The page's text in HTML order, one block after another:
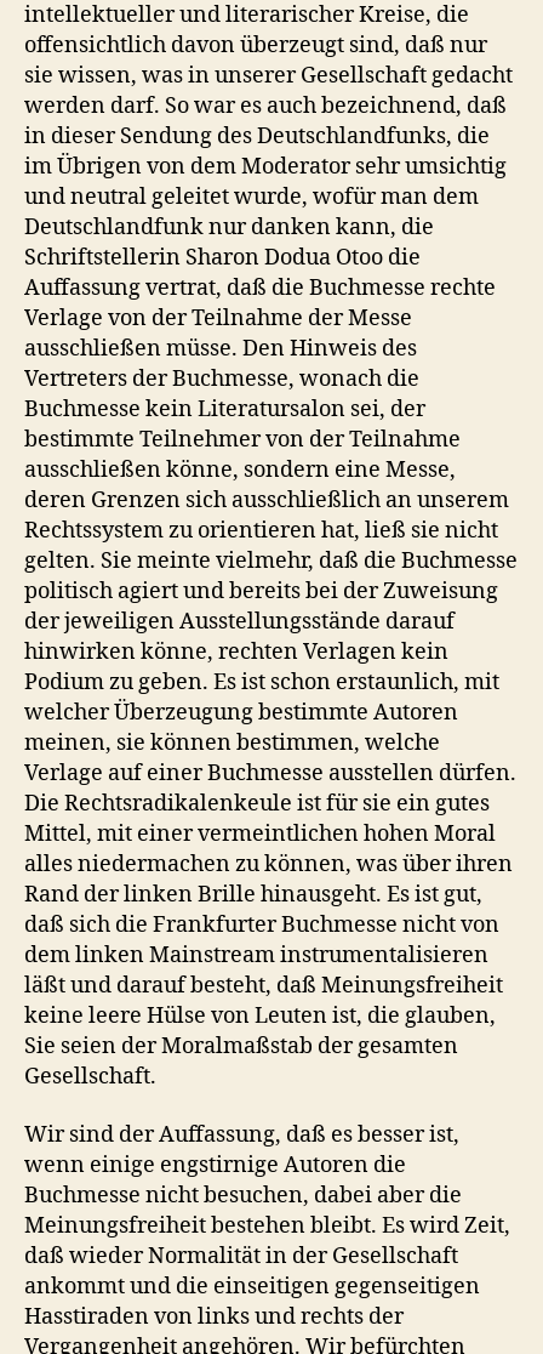
intellektueller und literarischer Kreise, die
offensichtlich davon überzeugt sind, daß nur
sie wissen, was in unserer Gesellschaft gedacht
werden darf. So war es auch bezeichnend, daß
in dieser Sendung des Deutschlandfunks, die
im Übrigen von dem Moderator sehr umsichtig
und neutral geleitet wurde, wofür man dem
Deutschlandfunk nur danken kann, die
Schriftstellerin Sharon Dodua Otoo die
Auffassung vertrat, daß die Buchmesse rechte
Verlage von der Teilnahme der Messe
ausschließen müsse. Den Hinweis des
Vertreters der Buchmesse, wonach die
Buchmesse kein Literatursalon sei, der
bestimmte Teilnehmer von der Teilnahme
ausschließen könne, sondern eine Messe,
deren Grenzen sich ausschließlich an unserem
Rechtssystem zu orientieren hat, ließ sie nicht
gelten. Sie meinte vielmehr, daß die Buchmesse
politisch agiert und bereits bei der Zuweisung
der jeweiligen Ausstellungsstände darauf
hinwirken könne, rechten Verlagen kein
Podium zu geben. Es ist schon erstaunlich, mit
welcher Überzeugung bestimmte Autoren
meinen, sie können bestimmen, welche
Verlage auf einer Buchmesse ausstellen dürfen.
Die Rechtsradikalenkeule ist für sie ein gutes
Mittel, mit einer vermeintlichen hohen Moral
alles niedermachen zu können, was über ihren
Rand der linken Brille hinausgeht. Es ist gut,
daß sich die Frankfurter Buchmesse nicht von
dem linken Mainstream instrumentalisieren
läßt und darauf besteht, daß Meinungsfreiheit
keine leere Hülse von Leuten ist, die glauben,
Sie seien der Moralmaßstab der gesamten
Gesellschaft.
Wir sind der Auffassung, daß es besser ist,
wenn einige engstirnige Autoren die
Buchmesse nicht besuchen, dabei aber die
Meinungsfreiheit bestehen bleibt. Es wird Zeit,
daß wieder Normalität in der Gesellschaft
ankommt und die einseitigen gegenseitigen
Hasstiraden von links und rechts der
Vergangenheit angehören. Wir befürchten